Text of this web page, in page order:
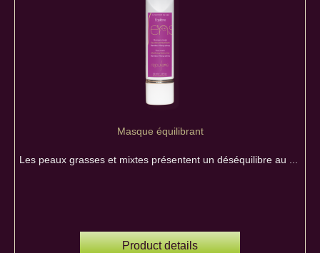
Masque équilibrant
Les peaux grasses et mixtes présentent un déséquilibre au ...
Product details